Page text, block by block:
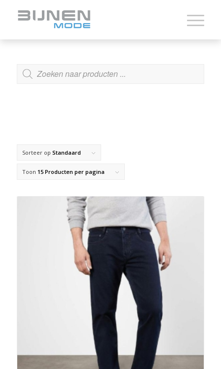
Sorteer op Standaard
Toon 15 Producten per pagina
ZOEKEN